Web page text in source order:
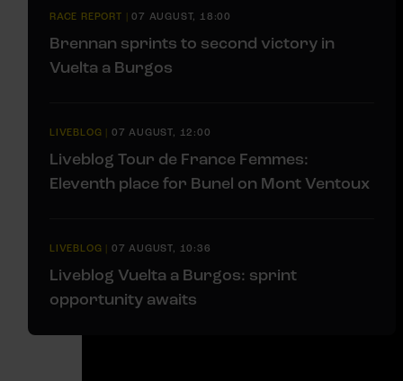
RACE REPORT |07 AUGUST, 18:00
Brennan sprints to second victory in
Vuelta a Burgos
LIVEBLOG | 07 AUGUST, 12:00
Liveblog Tour de France Femmes:
Eleventh place for Bunel on Mont Ventoux
LIVEBLOG | 07 AUGUST, 10:36
Liveblog Vuelta a Burgos: sprint
opportunity awaits